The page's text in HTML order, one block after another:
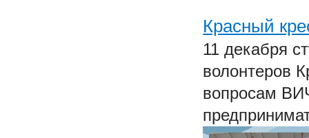
Красный
11 декабря
волонтеров
вопросам